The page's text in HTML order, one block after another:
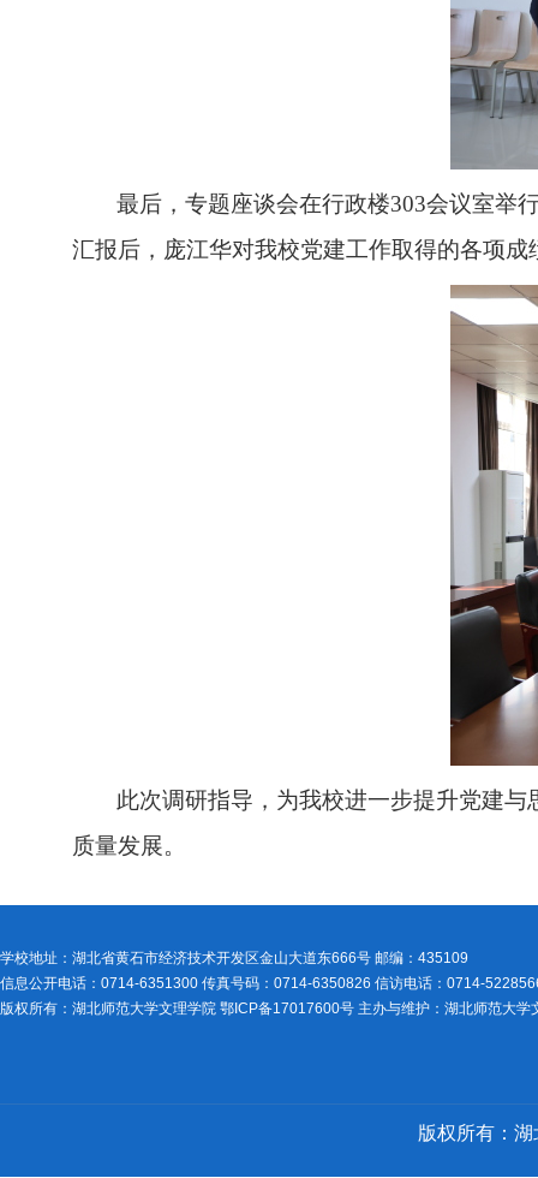
最后，专题座谈会在行政楼303会议室举
汇报后，庞江华对我校党建工作取得的各项
此次调研指导，为我校进一步提升党建
质量发展。
学校地址：湖北省黄石市经济技术开发区金山大道东666号 邮编：435109
信息公开电话：0714-6351300 传真号码：0714-6350826 信访电话：0714-
版权所有：湖北师范大学文理学院 鄂ICP备17017600号 主办与维护：湖北师范大学
版权所有：